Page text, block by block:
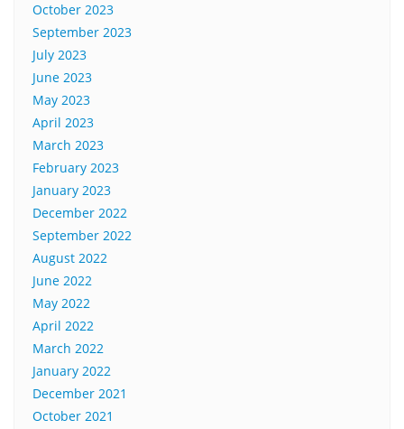
October 2023
September 2023
July 2023
June 2023
May 2023
April 2023
March 2023
February 2023
January 2023
December 2022
September 2022
August 2022
June 2022
May 2022
April 2022
March 2022
January 2022
December 2021
October 2021